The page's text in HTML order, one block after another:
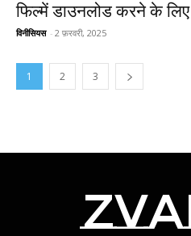
फिल्में डाउनलोड करने के
विनीसियस - 2 फ़रवरी, 2025
1 2 3